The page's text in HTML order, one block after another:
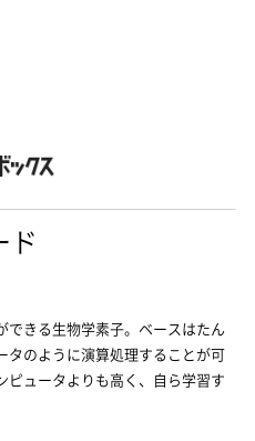
ド
できる生物学素子。ベースはたん
タのように演算処理することが可
ュータよりも高く、自ら学習す